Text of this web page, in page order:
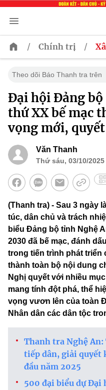
/ Chính trị /
Theo dõi Báo Thanh tra trên
Đại hội Đảng
thứ XX bế mạc
vọng mới,
Văn Thanh
Thứ sáu, 03/10/2025
(Thanh tra) - Sau 3 ngày
túc, dân chủ và trách
biểu Đảng bộ tỉnh Nghệ
2030 đã bế mạc, đánh
trong tiến trình phát triển
thành toàn bộ nội dung
Nghị quyết với nhiều
mang tính đột phá, thể
vọng vươn lên của toàn
Nhân dân các dân tộc
Thanh tra Nghệ
tiếp dân, giải quyết
đầu năm 2025
500 đại biểu dự Đại